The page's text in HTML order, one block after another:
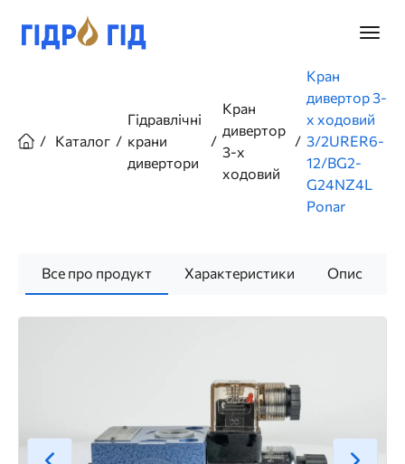
основного
Каталог
Гідравлічні
крани
дивертори
Кран
дивертор
3-х
ходовий
Кран
дивертор 3-
х ходовий
3/2URER6-
12/BG2-
G24NZ4L
Ponar
Все про продукт Характеристики Опис